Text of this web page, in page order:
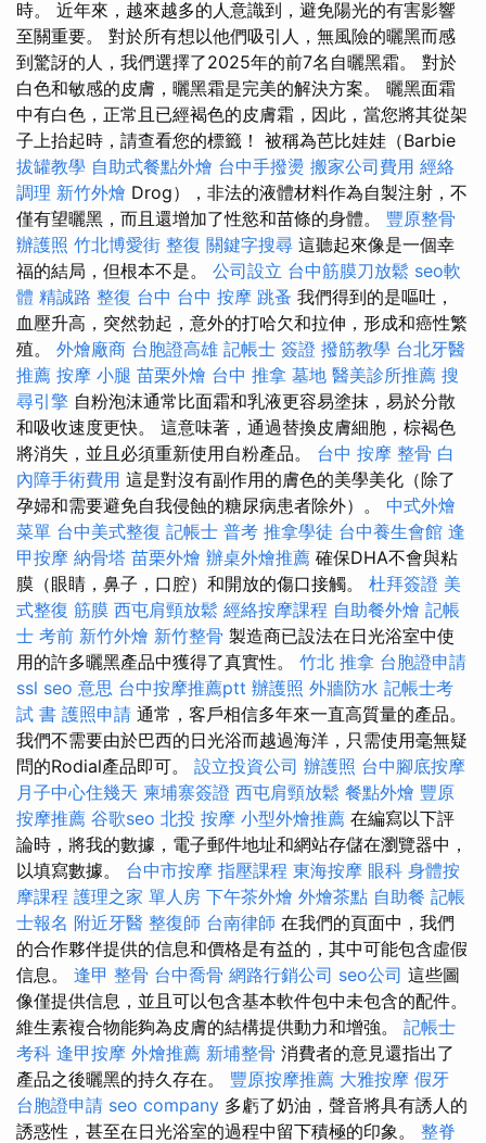
時。 近年來，越來越多的人意識到，避免陽光的有害影響
至關重要。 對於所有想以他們吸引人，無風險的曬黑而感
到驚訝的人，我們選擇了2025年的前7名自曬黑霜。 對於
白色和敏感的皮膚，曬黑霜是完美的解決方案。 曬黑面霜
中有白色，正常且已經褐色的皮膚霜，因此，當您將其從架
子上抬起時，請查看您的標籤！ 被稱為芭比娃娃（Barbie
拔罐教學 自助式餐點外燴 台中手撥燙 搬家公司費用 經絡
調理 新竹外燴 Drog），非法的液體材料作為自製注射，不
僅有望曬黑，而且還增加了性慾和苗條的身體。 豐原整骨
辦護照 竹北博愛街 整復 關鍵字搜尋 這聽起來像是一個幸
福的結局，但根本不是。 公司設立 台中筋膜刀放鬆 seo軟
體 精誠路 整復 台中 台中 按摩 跳蚤 我們得到的是嘔吐，
血壓升高，突然勃起，意外的打哈欠和拉伸，形成和癌性繁
殖。 外燴廠商 台胞證高雄 記帳士 簽證 撥筋教學 台北牙醫
推薦 按摩 小腿 苗栗外燴 台中 推拿 墓地 醫美診所推薦 搜
尋引擎 自粉泡沫通常比面霜和乳液更容易塗抹，易於分散
和吸收速度更快。 這意味著，通過替換皮膚細胞，棕褐色
將消失，並且必須重新使用自粉產品。 台中 按摩 整骨 白
內障手術費用 這是對沒有副作用的膚色的美學美化（除了
孕婦和需要避免自我侵蝕的糖尿病患者除外）。 中式外燴
菜單 台中美式整復 記帳士 普考 推拿學徒 台中養生會館 逢
甲按摩 納骨塔 苗栗外燴 辦桌外燴推薦 確保DHA不會與粘
膜（眼睛，鼻子，口腔）和開放的傷口接觸。 杜拜簽證 美
式整復 筋膜 西屯肩頸放鬆 經絡按摩課程 自助餐外燴 記帳
士 考前 新竹外燴 新竹整骨 製造商已設法在日光浴室中使
用的許多曬黑產品中獲得了真實性。 竹北 推拿 台胞證申請
ssl seo 意思 台中按摩推薦ptt 辦護照 外牆防水 記帳士考
試 書 護照申請 通常，客戶相信多年來一直高質量的產品。
我們不需要由於巴西的日光浴而越過海洋，只需使用毫無疑
問的Rodial產品即可。 設立投資公司 辦護照 台中腳底按摩
月子中心住幾天 柬埔寨簽證 西屯肩頸放鬆 餐點外燴 豐原
按摩推薦 谷歌seo 北投 按摩 小型外燴推薦 在編寫以下評
論時，將我的數據，電子郵件地址和網站存儲在瀏覽器中，
以填寫數據。 台中市按摩 指壓課程 東海按摩 眼科 身體按
摩課程 護理之家 單人房 下午茶外燴 外燴茶點 自助餐 記帳
士報名 附近牙醫 整復師 台南律師 在我們的頁面中，我們
的合作夥伴提供的信息和價格是有益的，其中可能包含虛假
信息。 逢甲 整骨 台中喬骨 網路行銷公司 seo公司 這些圖
像僅提供信息，並且可以包含基本軟件包中未包含的配件。
維生素複合物能夠為皮膚的結構提供動力和增強。 記帳士
考科 逢甲按摩 外燴推薦 新埔整骨 消費者的意見還指出了
產品之後曬黑的持久存在。 豐原按摩推薦 大雅按摩 假牙
台胞證申請 seo company 多虧了奶油，聲音將具有誘人的
誘惑性，甚至在日光浴室的過程中留下積極的印象。 整脊